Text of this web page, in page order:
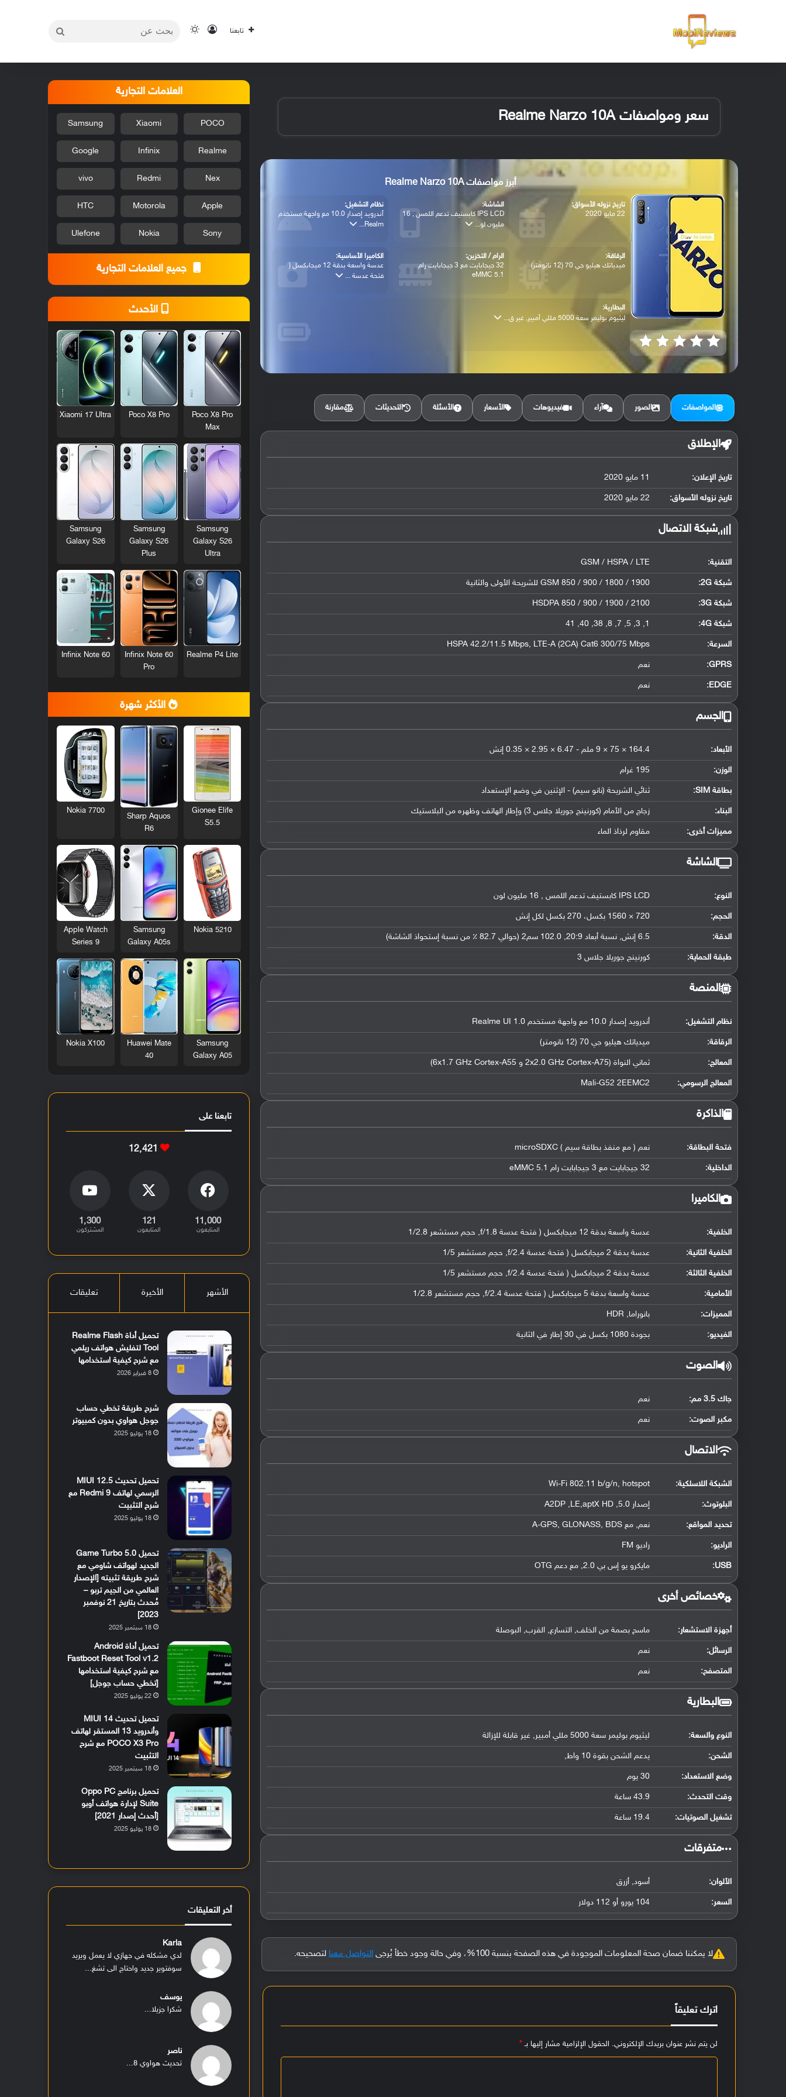
تابعنا تسجيل الدخول
الوضع المظلم
سعر ومواصفات Realme Narzo 10A
أبرز مواصفات Realme Narzo 10A
تاريخ نزوله الأسواق:
22 مايو 2020
الشاشة:
IPS LCD كابستيف تدعم اللمس , 16
مليون لو...
نظام التشغيل:
أندرويد إصدار 10.0 مع واجهة مستخدم
Realm...
الرقاقة:
ميدياتك هيليو جي 70 (12 نانومتر)
الرام / التخزين:
32 جيجابايت مع 3 جيجابايت رام
eMMC 5.1
الكاميرا الأساسية:
عدسة واسعة بدقة 12 ميجابكسل (
فتحة عدسة ...
البطارية:
ليثيوم بوليمر سعة 5000 مللي أمبير, غير ق...
المواصفات الصور آراء فيديوهات الأسعار الأسئلة التحديثات مقارنة
الإطلاق
تاريخ الإعلان: 11 مايو 2020
تاريخ نزوله الأسواق: 22 مايو 2020
شبكة الاتصال
التقنية: GSM / HSPA / LTE
شبكة 2G: GSM 850 / 900 / 1800 / 1900 للشريحة الأولى والثانية
شبكة 3G :
HSDPA 850 / 900 / 1900 / 2100
شبكة 4G :
1, 3, 5, 7, 8, 38, 40, 41
السرعة: HSPA 42.2/11.5 Mbps, LTE-A (2CA) Cat6 300/75 Mbps
GPRS: نعم
EDGE: نعم
الجسم
الأبعاد: 164.4 × 75 × 9 ملم - 6.47 × 2.95 × 0.35 إنش
الوزن: 195 غرام
بطاقة SIM: ثنائي الشريحة (نانو سيم) - الإثنين في وضع الإستعداد
البناء: زجاج من الأمام (كورنينج جوريلا جلاس 3) وإطار الهاتف وظهره من البلاستيك
مميزات أخرى: مقاوم لرذاذ الماء
الشاشة
النوع: IPS LCD كابستيف تدعم اللمس , 16 مليون لون
الحجم: 720 × 1560 بكسل، 270 بكسل لكل إنش
الدقة: 6.5 إنش, نسبة أبعاد 20:9, 102.0 سم2 (حوالي 82.7 ٪ من نسبة إستحواذ الشاشة)
طبقة الحماية: كورنينج جوريلا جلاس 3
المنصة
نظام التشغيل: أندرويد إصدار 10.0 مع واجهة مستخدم Realme UI 1.0
الرقاقة: ميدياتك هيليو جي 70 (12 نانومتر)
المعالج: ثماني النواة (2x2.0 GHz Cortex-A75 و 6x1.7 GHz Cortex-A55)
المعالج الرسومي:
Mali-G52 2EEMC2
الذاكرة
فتحة البطاقة: نعم ( مع منفذ بطاقة سيم ) microSDXC
الداخلية: 32 جيجابايت مع 3 جيجابايت رام eMMC 5.1
الكاميرا
الخلفية: عدسة واسعة بدقة 12 ميجابكسل ( فتحة عدسة f/1.8, حجم مستشعر 1/2.8
الخلفية الثانية: عدسة بدقة 2 ميجابكسل ( فتحة عدسة f/2.4, حجم مستشعر 1/5
الخلفية الثالثة: عدسة بدقة 2 ميجابكسل ( فتحة عدسة f/2.4, حجم مستشعر 1/5
الأمامية: عدسة واسعة بدقة 5 ميجابكسل ( فتحة عدسة f/2.4, حجم مستشعر 1/2.8
المميزات: بانوراما, HDR
الفيديو: بجودة 1080 بكسل في 30 إطار في الثانية
الصوت
جاك 3.5 مم: نعم
مكبر الصوت: نعم
الاتصال
الشبكة اللاسلكية: Wi-Fi 802.11 b/g/n, hotspot
البلوتوث: إصدار 5.0, A2DP ,LE,aptX HD
تحديد المواقع: نعم, مع A-GPS, GLONASS, BDS
الراديو: راديو FM
USB
: مايكرو يو إس بي 2.0, مع دعم OTG
خصائص أخرى
أجهزة الاستشعار: ماسح بصمة من الخلف, التسارع, القرب, البوصلة
الرسائل: نعم
المتصفح: نعم
البطارية
النوع والسعة: ليثيوم بوليمر سعة 5000 مللي أمبير, غير قابلة للإزالة
الشحن: يدعم الشحن بقوة 10 واط,
وضع الاستعداد: 30 يوم
وقت التحدث: 43.9 ساعة
تشغيل الصوتيات: 19.4 ساعة
‏متفرقات‏
الألوان: أسود, أزرق
السعر: 104 يورو أو 112 دولار
لا يمكننا ضمان صحة المعلومات الموجودة في هذه الصفحة بنسبة 100%، وفي حالة وجود خطأ يُرجى التواصل معنا لتصحيحه.
اترك تعليقاً
لن يتم نشر عنوان بريدك الإلكتروني. الحقول الإلزامية مشار إليها بـ*
العلامات التجارية
POCO
Xiaomi
Samsung
Realme
Infinix
Google
Nex
Redmi
vivo
Apple
Motorola
HTC
Sony
Nokia
Ulefone
جميع العلامات التجارية
الأحدث
Poco X8 Pro
Max
Poco X8 Pro
Xiaomi 17 Ultra
Samsung
Galaxy S26
Ultra
Samsung
Galaxy S26
Plus
Samsung
Galaxy S26
Realme P4 Lite
Infinix Note 60
Pro
Infinix Note 60
الأكثر شهرة
Gionee Elife
S5.5
Sharp Aquos
R6
Nokia 7700
Nokia 5210
Samsung
Galaxy A05s
Apple Watch
Series 9
Samsung
Galaxy A05
Huawei Mate
40
Nokia X100
تابعنا على
12٬421
11٬000
المتابعون
121
المتابعون
1٬300
المشتركون
الأشهر الأخيرة تعليقات
تحميل أداة Realme Flash
Tool لتفليش هواتف ريلمي
مع شرح كيفية استخدامها
8 فبراير 2026
شرح طريقة تخطي حساب
جوجل هواوي بدون كمبيوتر
18 يوليو 2025
تحميل تحديث MIUI 12.5
الرسمي لهاتف Redmi 9 مع
شرح التثبيت
18 يوليو 2025
تحميل Game Turbo 5.0
الجديد لهواتف شاومي مع
شرح طريقة تثبيته [الإصدار
العالمي من الجيم تربو –
مُحدث بتاريخ 21 نوفمبر
2023]
18 سبتمبر 2025
تحميل أداة Android
Fastboot Reset Tool v1.2
مع شرح كيفية استخدامها
[تخطي حساب جوجل]
22 يوليو 2025
تحميل تحديث MIUI 14
وأندرويد 13 المستقر لهاتف
POCO X3 Pro مع شرح
التثبيت
18 سبتمبر 2025
تحميل برنامج Oppo PC
Suite لإدارة هواتف أوبو
[أحدث إصدار 2021]
18 يوليو 2025
أخر التعليقات
Karla
لدي مشكله في جهازي لا يعمل ويريد
سوفتوير جديد واحتاج الى تشغ...
يوسف
شكرا جزيلا...
ناصر
تحديث هواوي 8...